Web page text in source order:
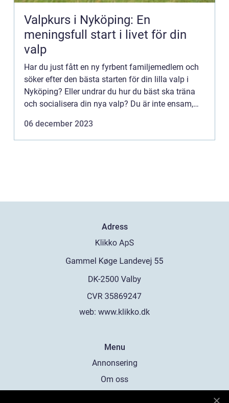
Valpkurs i Nyköping: En
meningsfull start i livet för din
valp
Har du just fått en ny fyrbent familjemedlem och
söker efter den bästa starten för din lilla valp i
Nyköping? Eller undrar du hur du bäst ska träna
och socialisera din nya valp? Du är inte ensam,
06 december 2023
Adress
web: www.klikko.dk
Menu
Annonsering
Om oss